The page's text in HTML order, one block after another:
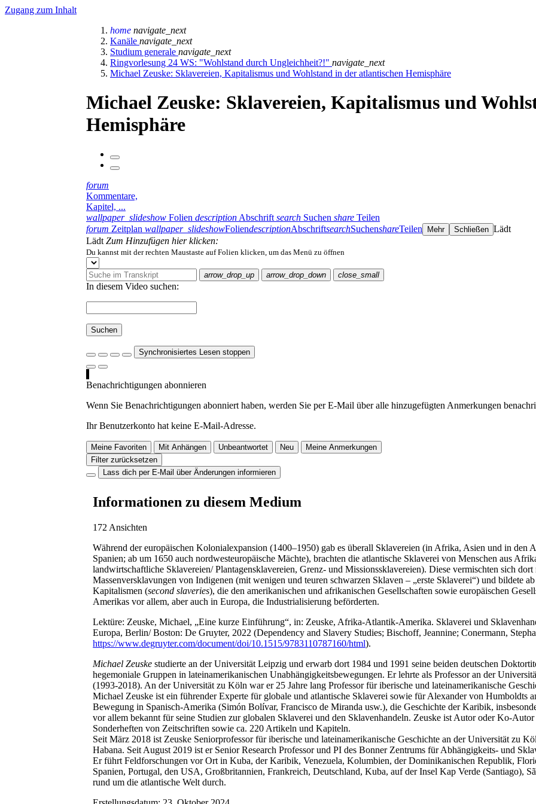
Zugang zum Inhalt
home navigate_next
Kanäle navigate_next
Studium generale navigate_next
Ringvorlesung 24 WS: "Wohlstand durch Ungleichheit?!" navigate_next
Michael Zeuske: Sklavereien, Kapitalismus und Wohlstand in der atlantischen Hemisphäre
Michael Zeuske: Sklavereien, Kapitalismus und
Hemisphäre
forum
Kommentare,
Kapitel, ...
wallpaper_slideshow Folien description Abschrift search Suchen share Teilen
forum Zeitplan wallpaper_slideshowFoliendescriptionAbschriftsearchSuchenshareTeilen Mehr Schließen Lädt
Lädt Zum Hinzufügen hier klicken:
Du kannst mit der rechten Maustaste auf Folien klicken, um das Menü zu öffnen
arrow_drop_up arrow_drop_down close_small
In diesem Video suchen:
Suchen
Synchronisiertes Lesen stoppen
Benachrichtigungen abonnieren
Wenn Sie Benachrichtigungen abonniert haben, werden Sie per E-Mail über alle hinzugefügten Anmerkungen
Ihr Benutzerkonto hat keine E-Mail-Adresse.
Meine Favoriten Mit Anhängen Unbeantwortet Neu
Meine Anmerkungen
Filter zurücksetzen
Lass dich per E-Mail über Änderungen informieren
Informationen zu diesem Medium
172 Ansichten
Während der europäischen Kolonialexpansion (1400‒1950) gab es überall Sklavereien (in Afrika, Asien und in den
Spanien; ab um 1650 auch nordwesteuropäische Mächte), brachten die atlantische Sklaverei von Menschen aus
landwirtschaftliche Sklavereien/ Plantagensklavereien, Grenz- und Missionssklavereien). Diese vermischten sich
Massenversklavungen von Indigenen (mit wenigen und teuren schwarzen Sklaven – „erste Sklaverei“) und bildete
Kapitalismen (second slaveries), die den amerikanischen und afrikanischen Gesellschaften sowie europäischen
Amerikas vor allem, aber auch in Europa, die Industrialisierung beförderten.
Lektüre: Zeuske, Michael, „Eine kurze Einführung“, in: Zeuske, Afrika-Atlantik-Amerika. Sklaverei und
Europa, Berlin/ Boston: De Gruyter, 2022 (Dependency and Slavery Studies; Bischoff, Jeannine; Conermann,
https://www.degruyter.com/document/doi/10.1515/9783110787160/html).
Michael Zeuske studierte an der Universität Leipzig und erwarb dort 1984 und 1991 seine beiden deutschen
hegemoniale Gruppen in lateinamerikanischen Unabhängigkeitsbewegungen. Er lehrte als Professor an der
(1993-2018). An der Universität zu Köln war er 25 Jahre lang Professor für iberische und lateinamerikanische
Michael Zeuske ist ein führender Experte für globale und atlantische Sklaverei sowie für Alexander von Humboldts
Bewegung in Spanisch-Amerika (Simón Bolívar, Francisco de Miranda usw.), die Geschichte der Karibik,
vor allem bekannt für seine Studien zur globalen Sklaverei und den Sklavenhandeln. Zeuske ist Autor oder Ko-
Sonderheften von Zeitschriften sowie ca. 220 Artikeln und Kapiteln.
Seit März 2018 ist Zeuske Seniorprofessor für iberische und lateinamerikanische Geschichte an der Universität zu
Habana. Seit August 2019 ist er Senior Research Professor und PI des Bonner Zentrums für Abhängigkeits- und
Er führt Feldforschungen vor Ort in Kuba, der Karibik, Venezuela, Kolumbien, der Dominikanischen Republik,
Spanien, Portugal, den USA, Großbritannien, Frankreich, Deutschland, Kuba, auf der Insel Kap Verde (Santiago),
rund um die atlantische Welt durch.